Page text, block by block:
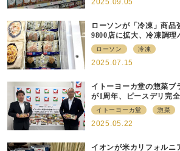
2025.09.05
ローソンが「冷凍」商品
9800店に拡大、冷凍調
700店での展開へ
ローソン 冷凍
2025.07.15
イトーヨーカ堂の惣菜ブ
が1周年、ピースデリ完
携強化の現在地
イトーヨーカ堂 惣菜
2025.05.22
イオンが米カリフォルニ